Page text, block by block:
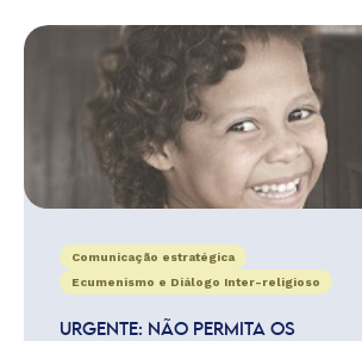
Comunicação estratégica
Ecumenismo e Diálogo Inter-religioso
URGENTE: NÃO PERMITA OS